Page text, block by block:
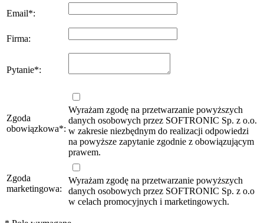
Email*:
Firma:
Pytanie*:
Zgoda
obowiązkowa*:
Wyrażam zgodę na przetwarzanie powyższych
danych osobowych przez SOFTRONIC Sp. z o.o.
w zakresie niezbędnym do realizacji odpowiedzi
na powyższe zapytanie zgodnie z obowiązującym
prawem.
Zgoda
marketingowa:
Wyrażam zgodę na przetwarzanie powyższych
danych osobowych przez SOFTRONIC Sp. z o.o
w celach promocyjnych i marketingowych.